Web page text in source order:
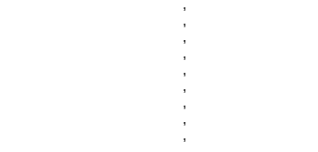
,
,
,
,
,
,
,
,
,